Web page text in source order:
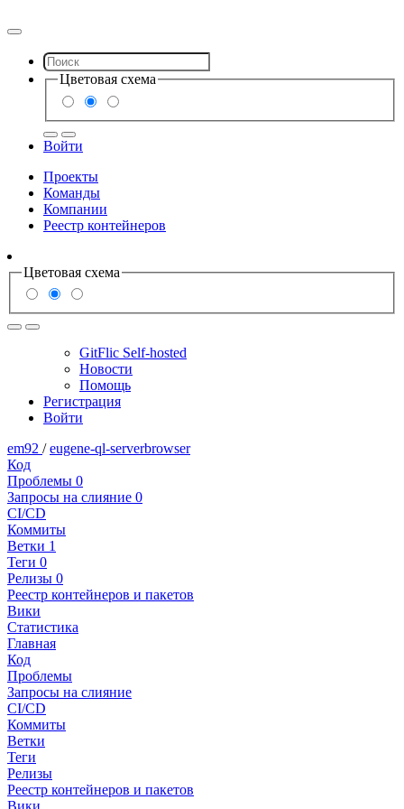
Цветовая схема
Войти
Проекты
Команды
Компании
Реестр контейнеров
Цветовая схема
GitFlic Self-hosted
Новости
Помощь
Регистрация
Войти
em92 / eugene-ql-serverbrowser
Код
Проблемы 0
Запросы на слияние 0
CI/CD
Коммиты
Ветки 1
Теги 0
Релизы 0
Реестр контейнеров и пакетов
Вики
Статистика
Главная
Код
Проблемы
Запросы на слияние
CI/CD
Коммиты
Ветки
Теги
Релизы
Реестр контейнеров и пакетов